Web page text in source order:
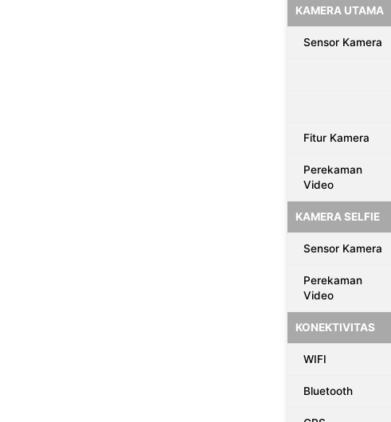
KAMERA UTAMA
Sensor Kamera
Fitur Kamera
Perekaman
Video
KAMERA SELFIE
Sensor Kamera
Perekaman
Video
KONEKTIVITAS
WIFI
Bluetooth